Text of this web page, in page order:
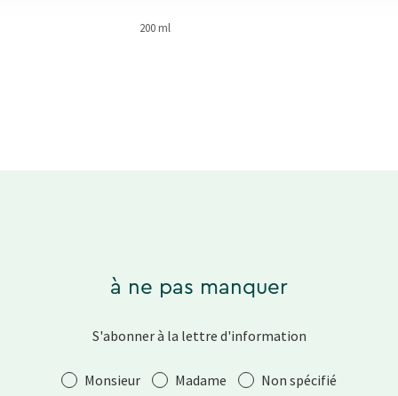
200 ml
à ne pas manquer
S'abonner à la lettre d'information
SalutationMonsieur Madame Non spécifié